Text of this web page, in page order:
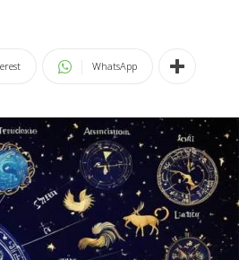
WhatsApp